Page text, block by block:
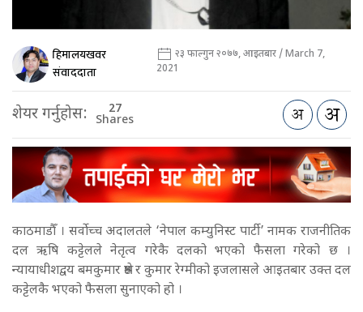
हिमालयखवर
संवाददाता
२३ फाल्गुन २०७७, आइतबार / March 7,
2021
शेयर गर्नुहोस: 27
Shares
काठमाडौँ । सर्वोच्च अदालतले ‘नेपाल कम्युनिस्ट पार्टी’ नामक राजनीतिक
दल ऋषि कट्टेलले नेतृत्व गरेकै दलको भएको फैसला गरेको छ ।
न्यायाधीशद्वय बमकुमार श्रेष्ठ र कुमार रेग्मीको इजलासले आइतबार उक्त दल
कट्टेलकै भएको फैसला सुनाएको हो ।